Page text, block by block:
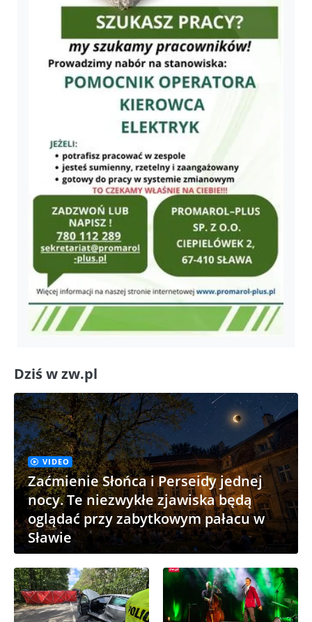
Dziś w zw.pl
VIDEO
Zaćmienie Słońca i Perseidy jednej
nocy. Te niezwykłe zjawiska będą
oglądać przy zabytkowym pałacu w
Sławie